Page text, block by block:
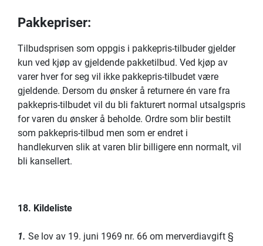
Pakkepriser:
Tilbudsprisen som oppgis i pakkepris-tilbuder gjelder
kun ved kjøp av gjeldende pakketilbud. Ved kjøp av
varer hver for seg vil ikke pakkepris-tilbudet være
gjeldende. Dersom du ønsker å returnere én vare fra
pakkepris-tilbudet vil du bli fakturert normal utsalgspris
for varen du ønsker å beholde. Ordre som blir bestilt
som pakkepris-tilbud men som er endret i
handlekurven slik at varen blir billigere enn normalt, vil
bli kansellert.
18. Kildeliste
1. Se lov av 19. juni 1969 nr. 66 om merverdiavgift §